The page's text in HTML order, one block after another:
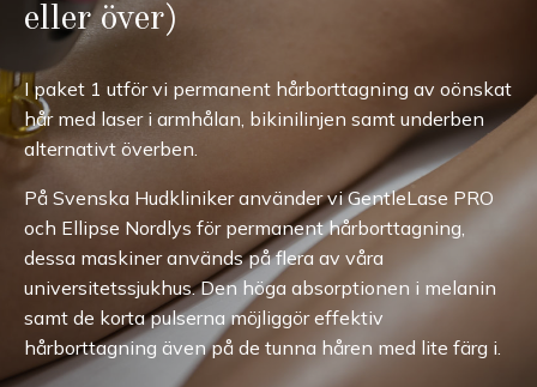
eller över)
I paket 1 utför vi permanent hårborttagning av oönskat
hår med laser i armhålan, bikinilinjen samt underben
alternativt överben.
På Svenska Hudkliniker använder vi GentleLase PRO
och Ellipse Nordlys för permanent hårborttagning,
dessa maskiner används på flera av våra
universitetssjukhus. Den höga absorptionen i melanin
samt de korta pulserna möjliggör effektiv
hårborttagning även på de tunna håren med lite färg i.